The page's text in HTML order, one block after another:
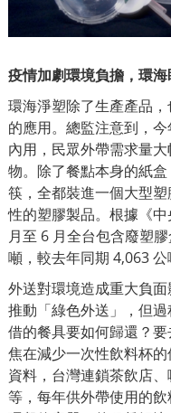
疫情加劇環境負擔，環
環海淨塑除了生產產品，
的應用。總監注意到，
內用，民眾外帶需求量
物。除了餐點本身的紙
筷，全都裝進一個大型
性的塑膠製品。根據《中
月至 6 月全台包含廢塑
噸，較去年同期 4,063 公
外送對環境造成重大負
推動「綠色外送」，但
借的餐具要如何歸還？
焦在減少一次性飲料杯
資料，台灣連鎖茶飲店
等，每年供外帶使用的